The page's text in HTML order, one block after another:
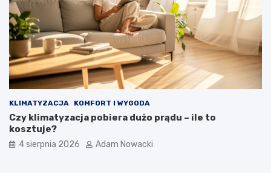
KLIMATYZACJA KOMFORT I WYGODA
Czy klimatyzacja pobiera dużo prądu – ile to
kosztuje?
4 sierpnia 2026 Adam Nowacki